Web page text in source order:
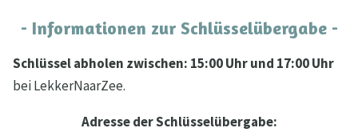
- Informationen zur Schlüsselübergabe -
Schlüssel abholen zwischen: 15:00 Uhr und 17:00 Uhr
bei LekkerNaarZee.
Adresse der Schlüsselübergabe: